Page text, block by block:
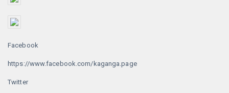
Facebook
https://www.facebook.com/kaganga.page
Twitter